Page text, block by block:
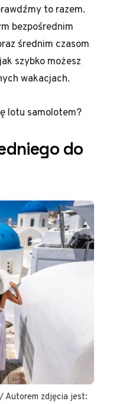
to razem.
bezpośrednim
średnim czasom
szybko możesz
wakacjach.
lotu samolotem?
do
Autorem zdjęcia jest: